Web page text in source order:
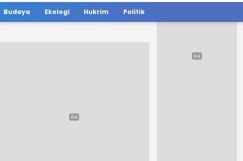
Budaya Ekologi Hukrim Politik